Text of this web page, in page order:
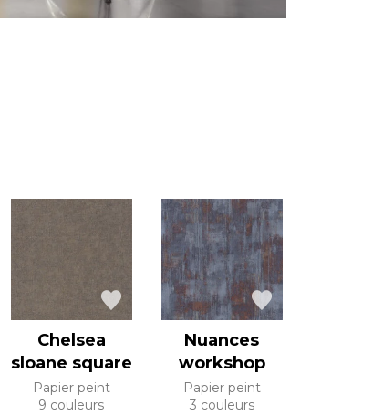
Chelsea
sloane square
Papier peint
9 couleurs
Nuances
workshop
Papier peint
3 couleurs